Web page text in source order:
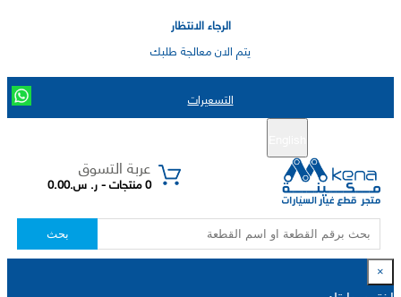
الرجاء الانتظار
يتم الان معالجة طلبك
التسعيرات
عربة التسوق
0 منتجات - ر. س.0.00
بحث
×